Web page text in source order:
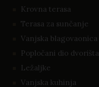
Krovna terasa
Terasa za sunčanje
Vanjska blagovaonica
Popločani dio dvorišta
Ležaljke
Vanjska kuhinja